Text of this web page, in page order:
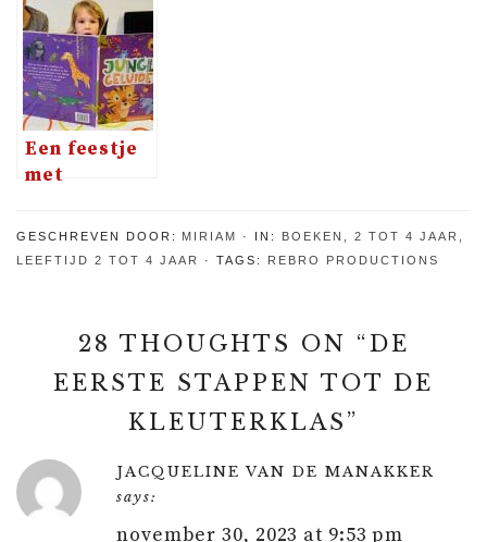
Een feestje
met
GESCHREVEN DOOR: MIRIAM IN: BOEKEN 2 TOT 4 JAAR
LEEFTIJD 2 TOT 4 JAAR
TAGS: REBRO PRODUCTIONS
28 THOUGHTS ON “ DE
EERSTE STAPPEN TOT DE
KLEUTERKLAS ”
JACQUELINE VAN DE MANAKKER
says:
november 30, 2023 at 9:53 pm